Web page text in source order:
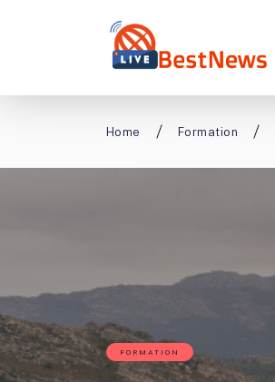
Home Formation
FORMATION